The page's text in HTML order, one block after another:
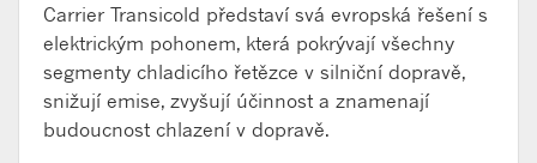
Carrier Transicold představí svá evropská řešení s
elektrickým pohonem, která pokrývají všechny
segmenty chladicího řetězce v silniční dopravě,
snižují emise, zvyšují účinnost a znamenají
budoucnost chlazení v dopravě.